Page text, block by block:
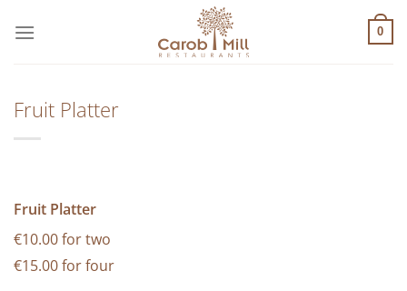
στο
0
Fruit Platter
Fruit Platter
€10.00 for two
€15.00 for four